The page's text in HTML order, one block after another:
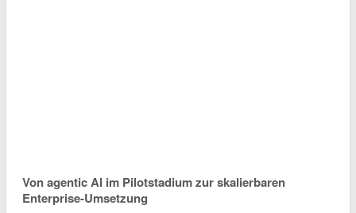
Von agentic AI im Pilotstadium zur skalierbaren
Enterprise‑Umsetzung